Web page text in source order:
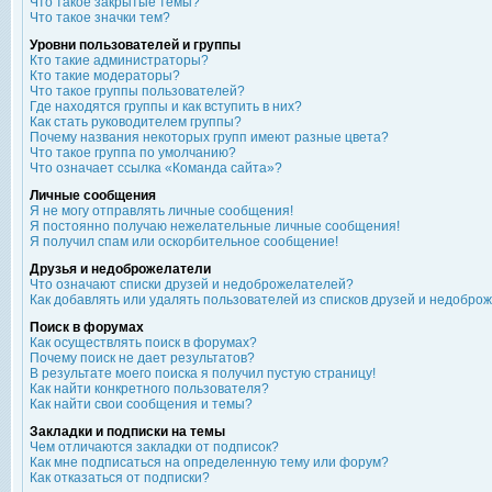
Что такое значки тем?
Уровни пользователей и группы
Кто такие администраторы?
Кто такие модераторы?
Что такое группы пользователей?
Где находятся группы и как вступить в них?
Как стать руководителем группы?
Почему названия некоторых групп имеют разные цвета?
Что такое группа по умолчанию?
Что означает ссылка «Команда сайта»?
Личные сообщения
Я не могу отправлять личные сообщения!
Я постоянно получаю нежелательные личные сообщения!
Я получил спам или оскорбительное сообщение!
Друзья и недоброжелатели
Что означают списки друзей и недоброжелателей?
Как добавлять или удалять пользователей из списков друзей и
Поиск в форумах
Как осуществлять поиск в форумах?
Почему поиск не дает результатов?
В результате моего поиска я получил пустую страницу!
Как найти конкретного пользователя?
Как найти свои сообщения и темы?
Закладки и подписки на темы
Чем отличаются закладки от подписок?
Как мне подписаться на определенную тему или форум?
Как отказаться от подписки?